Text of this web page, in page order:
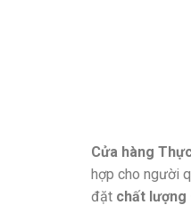
Cửa hàng
hợp cho người
đặt chất lượng